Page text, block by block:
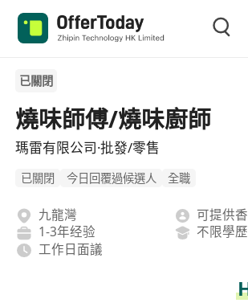
已關閉
燒味師傅/燒味廚師
瑪雷有限公司·批發/零售
已關閉 今日回覆過候選人 全職
九龍灣
可提供
1-3年经验
不限學歷
工作日面議